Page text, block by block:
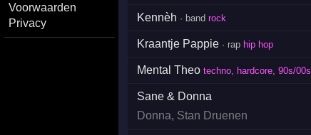
Voorwaarden
Privacy
Kennèh · band rock
Kraantje Pappie· rap hip hop
Mental Theo techno, hardcore, 90s/00s
Sane & Donna
Donna, Stan Druenen